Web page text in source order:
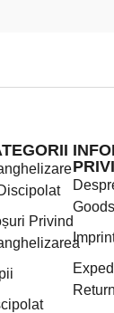
Privind